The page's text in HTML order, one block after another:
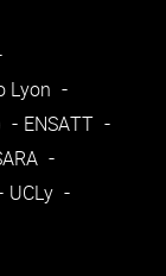
Lyon
ENSATT
UCLy